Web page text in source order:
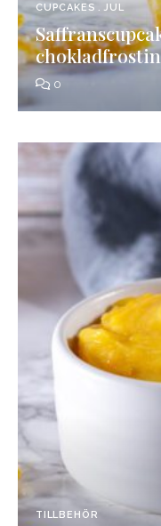
CUPCAKES JUL
0
TILLBEHÖR